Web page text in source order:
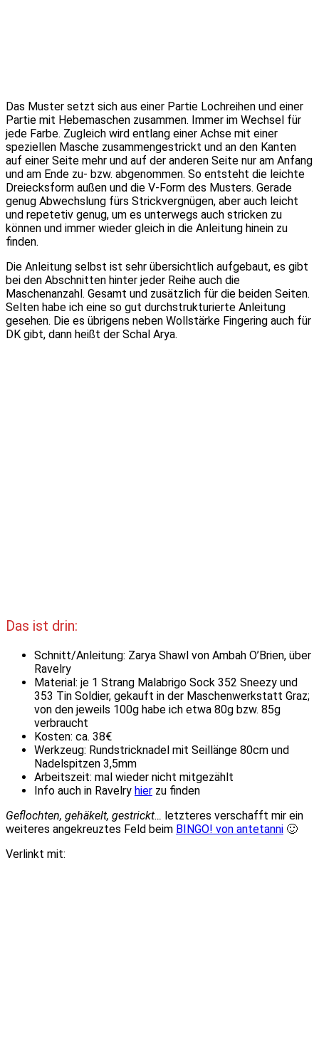
Das Muster setzt sich aus einer Partie Lochreihen und einer
Partie mit Hebemaschen zusammen. Immer im Wechsel für
jede Farbe. Zugleich wird entlang einer Achse mit einer
speziellen Masche zusammengestrickt und an den Kanten
auf einer Seite mehr und auf der anderen Seite nur am Anfang
und am Ende zu- bzw. abgenommen. So entsteht die leichte
Dreiecksform außen und die V-Form des Musters. Gerade
genug Abwechslung fürs Strickvergnügen, aber auch leicht
und repetetiv genug, um es unterwegs auch stricken zu
können und immer wieder gleich in die Anleitung hinein zu
finden.
Die Anleitung selbst ist sehr übersichtlich aufgebaut, es gibt
bei den Abschnitten hinter jeder Reihe auch die
Maschenanzahl. Gesamt und zusätzlich für die beiden Seiten.
Selten habe ich eine so gut durchstrukturierte Anleitung
gesehen. Die es übrigens neben Wollstärke Fingering auch für
DK gibt, dann heißt der Schal Arya.
Das ist drin:
Schnitt/Anleitung: Zarya Shawl von Ambah O’Brien, über
Ravelry
Material: je 1 Strang Malabrigo Sock 352 Sneezy und
353 Tin Soldier, gekauft in der Maschenwerkstatt Graz;
von den jeweils 100g habe ich etwa 80g bzw. 85g
verbraucht
Kosten: ca. 38€
Werkzeug: Rundstricknadel mit Seillänge 80cm und
Nadelspitzen 3,5mm
Arbeitszeit: mal wieder nicht mitgezählt
Info auch in Ravelry hier zu finden
Geflochten, gehäkelt, gestrickt… letzteres verschafft mir ein
weiteres angekreuztes Feld beim BINGO! von antetanni 🙂
Verlinkt mit: